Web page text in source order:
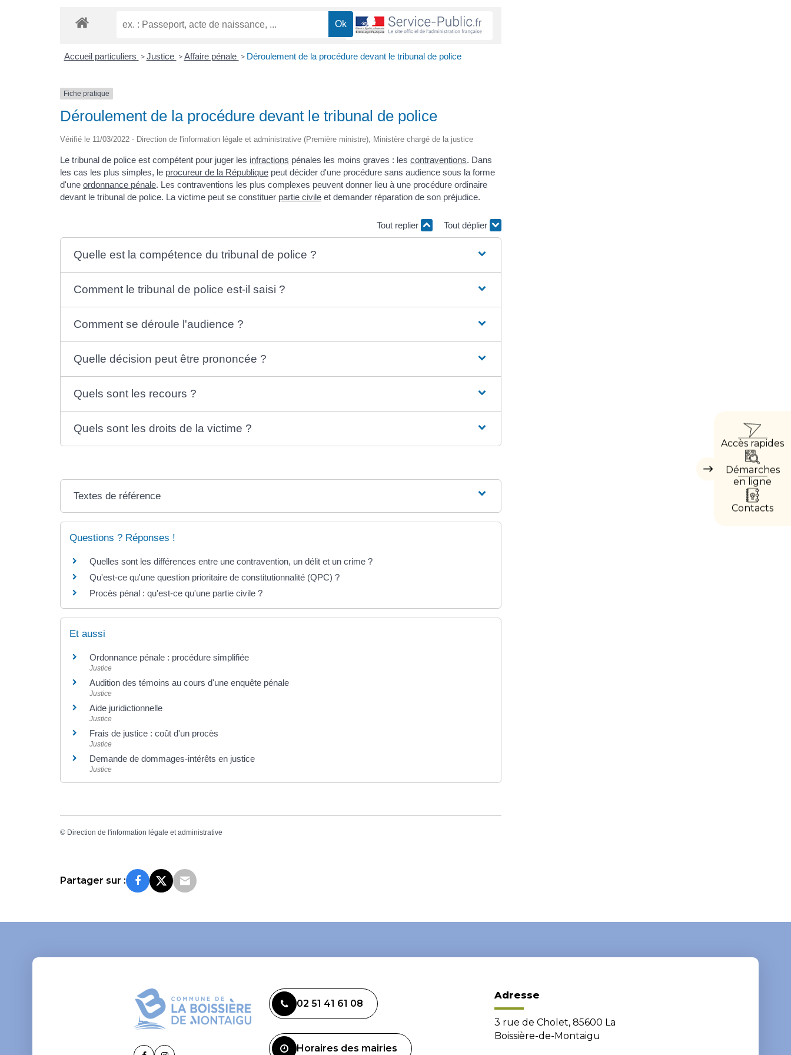
Masquer
Accès rapides
Démarches
en ligne
Contacts
Accueil particuliers > Justice > Affaire pénale > Déroulement de la procédure devant le tribunal de police
Fiche pratique
Déroulement de la procédure devant le tribunal de police
Vérifié le 11/03/2022 - Direction de l'information légale et administrative (Première ministre), Ministère chargé de la justice
Le tribunal de police est compétent pour juger les infractions pénales les moins graves : les contraventions. Dans
les cas les plus simples, le procureur de la République peut décider d'une procédure sans audience sous la forme
d'une ordonnance pénale. Les contraventions les plus complexes peuvent donner lieu à une procédure ordinaire
devant le tribunal de police. La victime peut se constituer partie civile et demander réparation de son préjudice.
Tout replier Tout déplier
Quelle est la compétence du tribunal de police ?
Comment le tribunal de police est-il saisi ?
Comment se déroule l'audience ?
Quelle décision peut être prononcée ?
Quels sont les recours ?
Quels sont les droits de la victime ?
Textes de référence
Questions ? Réponses !
Quelles sont les différences entre une contravention, un délit et un crime ?
Qu'est-ce qu'une question prioritaire de constitutionnalité (QPC) ?
Procès pénal : qu'est-ce qu'une partie civile ?
Et aussi
Ordonnance pénale : procédure simplifiée
Justice
Audition des témoins au cours d'une enquête pénale
Justice
Aide juridictionnelle
Justice
Frais de justice : coût d'un procès
Justice
Demande de dommages-intérêts en justice
Justice
© Direction de l'information légale et administrative
Partager sur :
02 51 41 61 08
Horaires des mairies
Adresse
3 rue de Cholet, 85600 La
Boissière-de-Montaigu